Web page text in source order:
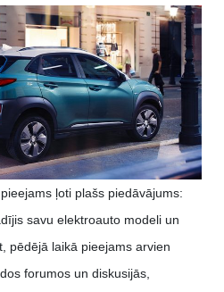
ļoti plašs piedāvājums:
savu elektroauto modeli un
pēdējā laikā pieejams arvien
forumos un diskusijās,